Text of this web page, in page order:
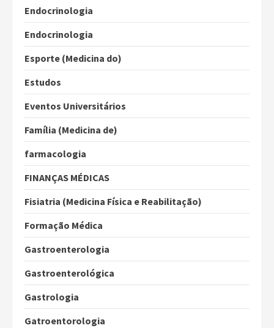
Endocrinologia
Endocrinologia
Esporte (Medicina do)
Estudos
Eventos Universitários
Família (Medicina de)
farmacologia
FINANÇAS MÉDICAS
Fisiatria (Medicina Física e Reabilitação)
Formação Médica
Gastroenterologia
Gastroenterológica
Gastrologia
Gatroentorologia